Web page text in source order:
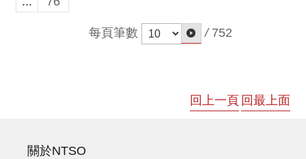
我
每頁筆數 / 752
回上一頁 回最上面
關於NTSO